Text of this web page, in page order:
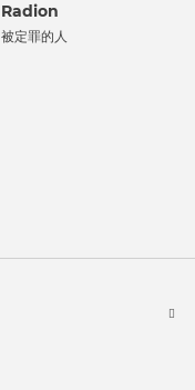
Radion
被定罪的人